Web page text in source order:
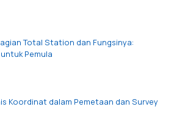
Total Station dan Fungsinya:
Pemula
Koordinat dalam Pemetaan dan Survey